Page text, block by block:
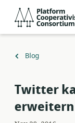
main
Back
Blog
​Twitter
erweitern